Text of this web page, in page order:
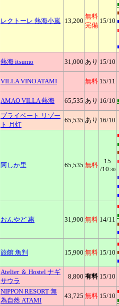
レクトーレ 熱海小嵐 13,200
無料
完備
15/10
熱海 itsumo 31,000 あり 15/10
VILLAVINO ATAMI 無料 15/11
AMAO VILLA 熱海 65,535 あり 16/10
プライベート リゾー
ト 月灯
65,535 あり 16/10
阿しか里 65,535 無料
15
/10:30
おんやど 惠 31,900 無料 14/11
旅館 魚判 15,900 無料 15/10
Atelier ＆ Hostel ナギ
サウラ
8,800 有料 15/10
NIPPON RESORT 無
為自然 ATAMI
43,725 無料 15/10